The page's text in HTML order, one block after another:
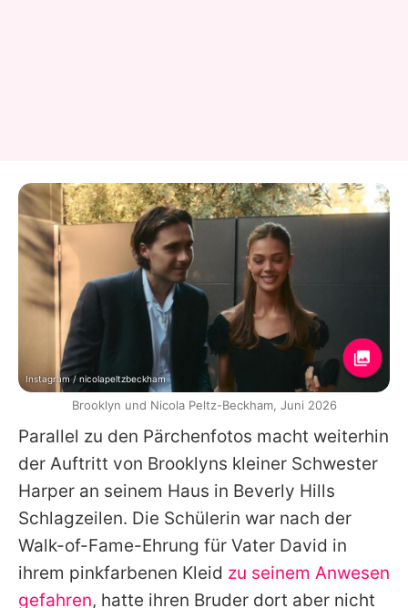
Parallel zu den Pärchenfotos macht weiterhin
der Auftritt von Brooklyns kleiner Schwester
Harper an seinem Haus in Beverly Hills
Schlagzeilen. Die Schülerin war nach der
Walk-of-Fame-Ehrung für Vater David in
ihrem pinkfarbenen Kleid zu seinem Anwesen
gefahren, hatte ihren Bruder dort aber nicht
Instagram / nicolapeltzbeckham
Brooklyn und Nicola Peltz-Beckham, Juni 2026